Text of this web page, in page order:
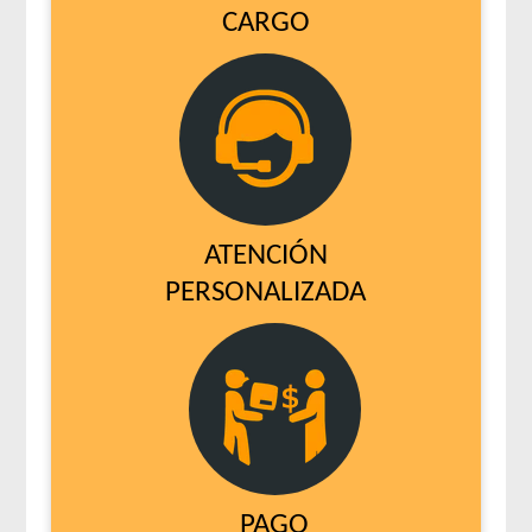
Protemix Perro Adulto Mordida Grande
Provet Necesidades Especiales Perro Adulto Reducido en
Provet Perro Adulto Mediano y Grande
Pupy Food Premium Perro Adulto Medianos y grandes
Rabito Perro Adulto Sabor Carne
Raza Perro Adulto Pollo, Carne, Cereales y Arroz
Raza Perro Adulto Reducido en Calorías
Raza Perro Adulto con Probioticos y Plus de Proteína
Raza Perro Adulto de Raza Mediana y Grande
Rosco Perro Adulto Carne
Rosco Perro Adulto Cocktail
Royal Canin Club Performance Weight Control Perro Adulto
Royal Canin Perro Care Dermacomfort Maxi
Royal Canin Perro Care Dermacomfort Medium
CARGO
ATENCIÓN
PERSONALIZADA
PAGO